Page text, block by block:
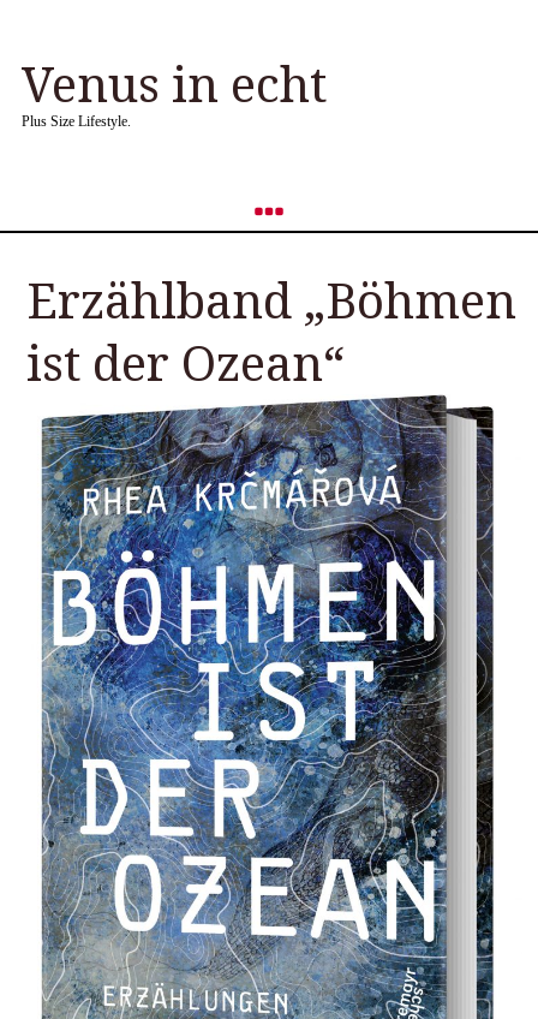
Venus in echt
Plus Size Lifestyle.
Erzählband „Böhmen
ist der Ozean“